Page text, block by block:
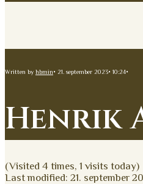
Written by hbmin• 21. september 2023• 10:24•
Henrik
(Visited 4 times, 1 visits today)
Last modified: 21. september